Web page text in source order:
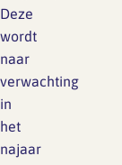
Deze
wordt
naar
verwachting
in
het
najaar